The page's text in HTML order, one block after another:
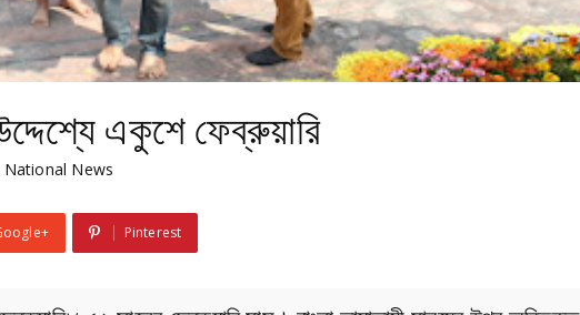
একুশে ফেব্রুয়ারি
National News
Pinterest